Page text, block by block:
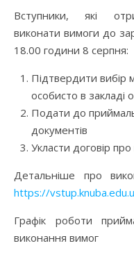
Вступники, які
виконати вимоги до
18.00 години 8 серпня:
Підтвердити вибір
особисто в закладі
Подати до
документів
Укласти договір
Детальніше про
https://
Графік роботи
виконання вимог